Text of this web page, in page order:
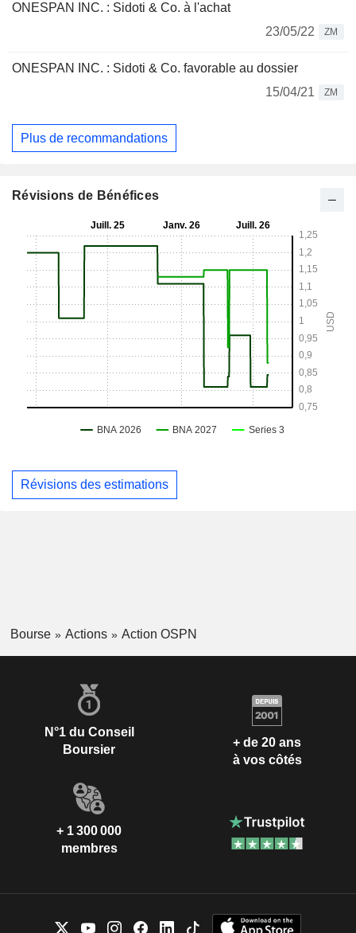
ONESPAN INC. : Sidoti & Co. à l'achat
23/05/22
ZM
ONESPAN INC. : Sidoti & Co. favorable au dossier
15/04/21
ZM
Plus de recommandations
Révisions de Bénéfices
Révisions des estimations
Bourse Actions Action OSPN
N°1 du Conseil
Boursier
+ de 20 ans
à vos côtés
+ 1 300 000
membres